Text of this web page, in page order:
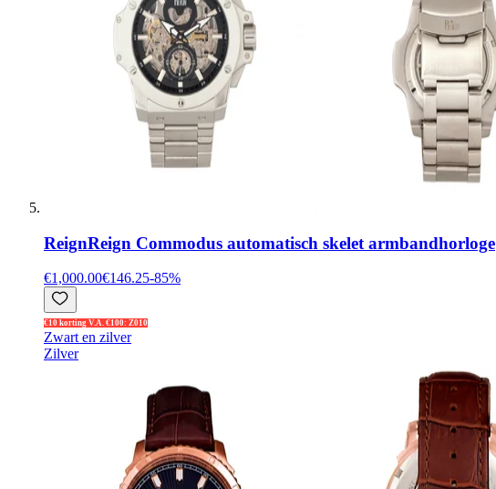
ReignReign Commodus automatisch skelet armbandhorloge
€1,000.00€146.25-85%
€10 korting V.A. €100: Z010
Zwart en zilver
Zilver